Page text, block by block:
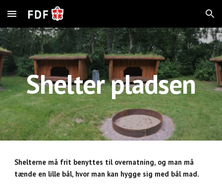
Skip to main content Skip to navigation
Shelter pladsen
Shelterne må frit benyttes til overnatning, og man må
tænde en lille bål, hvor man kan hygge sig med bål mad.